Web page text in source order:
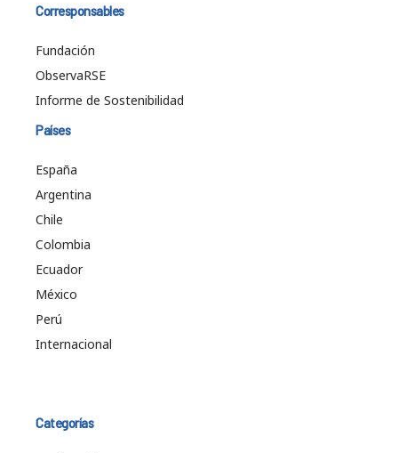
Corresponsables
Fundación
ObservaRSE
Informe de Sostenibilidad
Países
España
Argentina
Chile
Colombia
Ecuador
México
Perú
Internacional
Categorías